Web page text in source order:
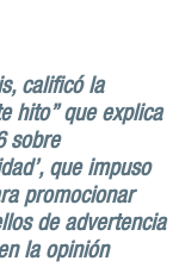
calificó la
hito” que explica
sobre
que impuso
promocionar
de advertencia
la opinión